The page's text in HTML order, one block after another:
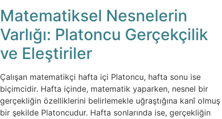
Matematiksel Nesnelerin
Varlığı: Platoncu Gerçekçilik
ve Eleştiriler
Çalışan matematikçi hafta içi Platoncu, hafta sonu ise
biçimcidir. Hafta içinde, matematik yaparken, nesnel bir
gerçekliğin özelliklerini belirlemekle uğraştığına kanî olmuş
bir şekilde Platoncudur. Hafta sonlarında ise, gerçekliğin